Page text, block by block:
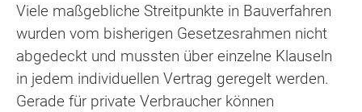
Viele maßgebliche Streitpunkte in Bauverfahren
wurden vom bisherigen Gesetzesrahmen nicht
abgedeckt und mussten über einzelne Klauseln
in jedem individuellen Vertrag geregelt werden.
Gerade für private Verbraucher können